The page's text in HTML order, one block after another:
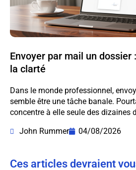
Envoyer par mail un dossier
la clarté
Dans le monde professionnel,
semble être une tâche banale.
concentre à elle seule des dizaines
John Rummer
04/08/2026
Ces articles devraient